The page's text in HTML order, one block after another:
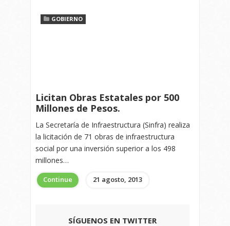
GOBIERNO
Licitan Obras Estatales por 500
Millones de Pesos.
La Secretaría de Infraestructura (Sinfra) realiza
la licitación de 71 obras de infraestructura
social por una inversión superior a los 498
millones…
Continue 21 agosto, 2013
SÍGUENOS EN TWITTER